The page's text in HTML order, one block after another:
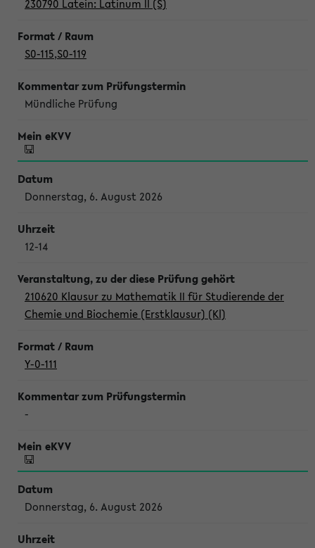
230790 Latein: Latinum II (S)
S0-115,S0-119
Mündliche Prüfung
Donnerstag, 6. August 2026
12-14
210620 Klausur zu Mathematik II für Studierende der
Chemie und Biochemie (Erstklausur) (Kl)
Y-0-111
-
Donnerstag, 6. August 2026